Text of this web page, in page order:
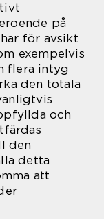
på
för avsikt
exempelvis
flera intyg
den totala
och
den
detta
att